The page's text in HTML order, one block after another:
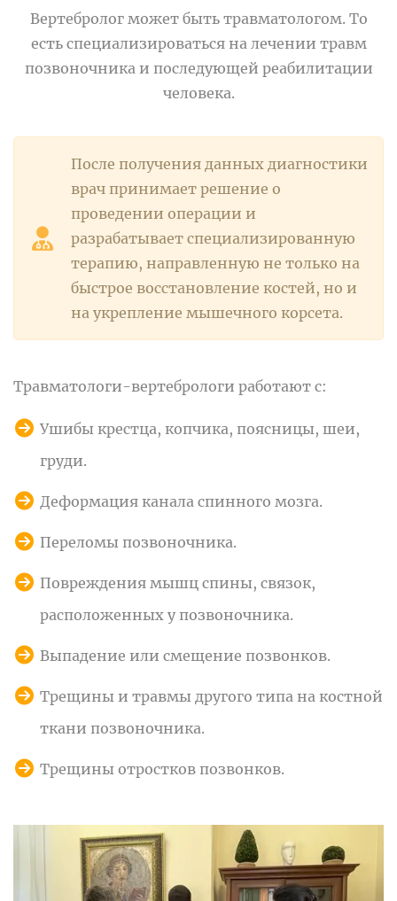
Вертебролог может быть травматологом. То
есть специализироваться на лечении травм
позвоночника и последующей реабилитации
человека.
После получения данных диагностики
врач принимает решение о
проведении операции и
разрабатывает специализированную
терапию, направленную не только на
быстрое восстановление костей, но и
на укрепление мышечного корсета.
Травматологи-вертебрологи работают с:
Ушибы крестца, копчика, поясницы, шеи,
груди.
Деформация канала спинного мозга.
Переломы позвоночника.
Повреждения мышц спины, связок,
расположенных у позвоночника.
Выпадение или смещение позвонков.
Трещины и травмы другого типа на костной
ткани позвоночника.
Трещины отростков позвонков.